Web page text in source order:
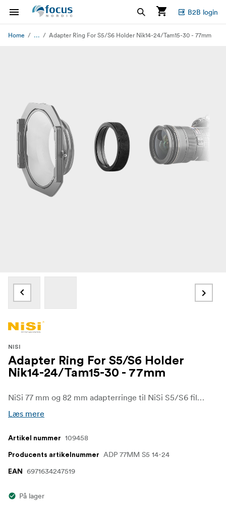
B2B login
Home ... Adapter Ring For S5/S6 Holder Nik14-24/Tam15-30 - 77mm
NISI
Adapter Ring For S5/S6 Holder
Nik14-24/Tam15-30 - 77mm
NiSi 77 mm og 82 mm adapterringe til NiSi S5/S6 filterholder til 150 mm firkantede filtre.
Læs mere
Artikel nummer 109458
Producents artikelnummer ADP 77MM S5 14-24
EAN 6971634247519
På lager